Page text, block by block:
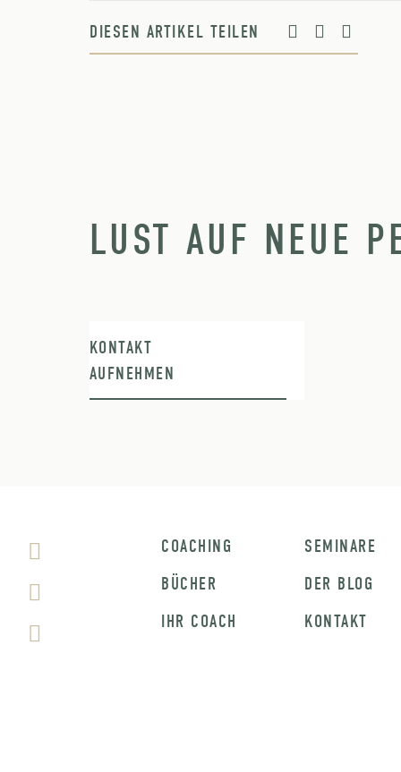
DIESEN ARTIKEL TEILEN
LUST AUF NEUE
KONTAKT
AUFNEHMEN
COACHING
BÜCHER
IHR COACH
SEMINARE
DER BLOG
KONTAKT